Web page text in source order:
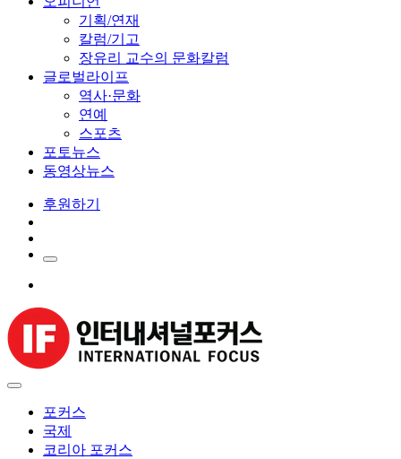
기획/연재
칼럼/기고
장유리 교수의 문화칼럼
글로벌라이프
역사·문화
연예
스포츠
포토뉴스
동영상뉴스
후원하기
포커스
국제
코리아 포커스